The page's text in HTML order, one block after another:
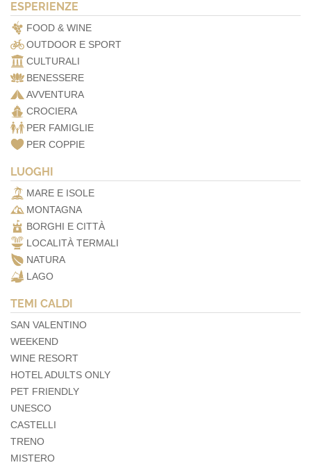
ESPERIENZE
FOOD & WINE
OUTDOOR E SPORT
CULTURALI
BENESSERE
AVVENTURA
CROCIERA
PER FAMIGLIE
PER COPPIE
LUOGHI
MARE E ISOLE
MONTAGNA
BORGHI E CITTÀ
LOCALITÀ TERMALI
NATURA
LAGO
TEMI CALDI
SAN VALENTINO
WEEKEND
WINE RESORT
HOTEL ADULTS ONLY
PET FRIENDLY
UNESCO
CASTELLI
TRENO
MISTERO